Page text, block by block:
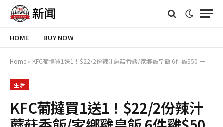
HOME BUY NOW
Home » KFC葡撻買1送1！$22/2份辣汁蘑菇香飯/家鄉雞皇飯 6件雞$50 一連2星期限時優惠
生活
KFC葡撻買1送1！$22/2份辣汁